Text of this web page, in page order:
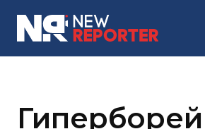
Гиперборей